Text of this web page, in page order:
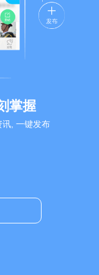
掌握
讯, 一键发布